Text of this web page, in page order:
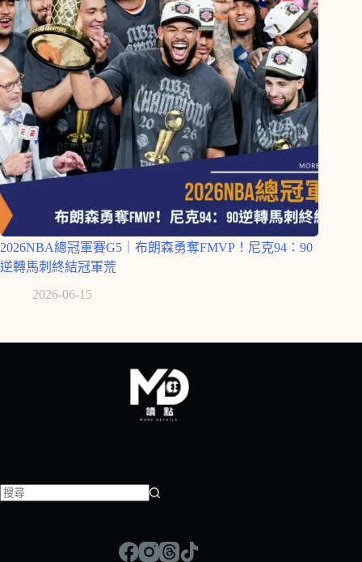
2026NBA總冠軍賽G5｜布朗森勇奪FMVP！尼克94：90
逆轉馬刺終結冠軍荒
2026-06-15